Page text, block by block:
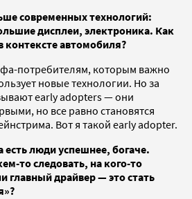
современных технологий:
дисплеи, электроника. Как
контексте автомобиля?
потребителям, которым важно
новые технологии. Но за
early adopters — они
но все равно становятся
Вот я такой early adopter.
люди успешнее, богаче.
то следовать, на кого-то
главный драйвер — это стать